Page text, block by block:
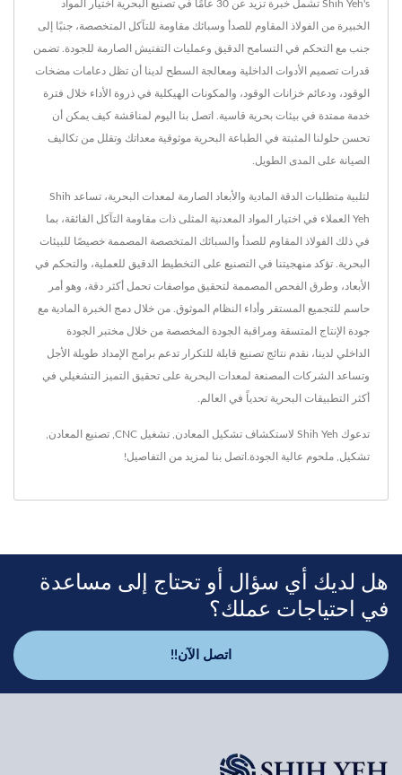
Shih Yeh's تشمل خبرة تزيد عن 30 عامًا في تصنيع البحرية اختيار المواد
الخبيرة من الفولاذ المقاوم للصدأ وسبائك مقاومة للتآكل المتخصصة، جنبًا إلى
جنب مع التحكم في التسامح الدقيق وعمليات التفتيش الصارمة للجودة. تضمن
قدرات تصميم الأدوات الداخلية ومعالجة السطح لدينا أن تظل دعامات مضخات
الوقود، ودعائم خزانات الوقود، والمكونات الهيكلية في ذروة الأداء خلال فترة
خدمة ممتدة في بيئات بحرية قاسية. اتصل بنا اليوم لمناقشة كيف يمكن أن
تحسن حلولنا المثبتة في الطباعة البحرية موثوقية معداتك وتقلل من تكاليف
الصيانة على المدى الطويل.
لتلبية متطلبات الدقة المادية والأبعاد الصارمة لمعدات البحرية، تساعد Shih
Yeh العملاء في اختيار المواد المعدنية المثلى ذات مقاومة التآكل الفائقة، بما
في ذلك الفولاذ المقاوم للصدأ والسبائك المتخصصة المصممة خصيصًا للبيئات
البحرية. تؤكد منهجيتنا في التصنيع على التخطيط الدقيق للعملية، والتحكم في
الأبعاد، وطرق الفحص المصممة لتحقيق مواصفات تحمل أكثر دقة، وهو أمر
حاسم للتجميع المستقر وأداء النظام الموثوق. من خلال دمج الخبرة المادية مع
جودة الإنتاج المتسقة ومراقبة الجودة المخصصة من خلال مختبر الجودة
الداخلي لدينا، نقدم نتائج تصنيع قابلة للتكرار تدعم برامج الإمداد طويلة الأجل
وتساعد الشركات المصنعة لمعدات البحرية على تحقيق التميز التشغيلي في
أكثر التطبيقات البحرية تحدياً في العالم.
تدعوك Shih Yeh لاستكشاف تشكيل المعادن تشغيل CNC تصنيع المعادن
تشكيل ملحوم عالية الجودة. اتصل بنا لمزيد من التفاصيل!
هل لديك أي سؤال أو تحتاج إلى مساعدة
في احتياجات عملك؟
اتصل الآن!!